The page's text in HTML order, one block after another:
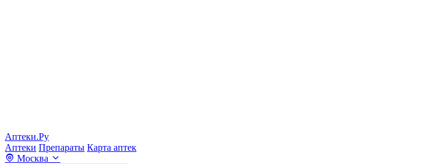
Аптеки.Ру
Аптеки Препараты Карта аптек
Москва